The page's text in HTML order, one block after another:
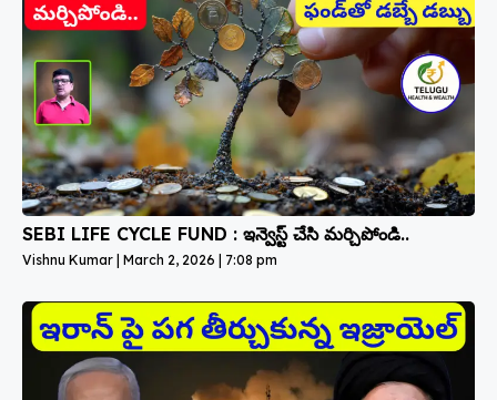
SEBI LIFE CYCLE FUND : ఇన్వెస్ట్ చేసి మర్చిపోండి..
Vishnu Kumar March 2, 2026 7:08 pm